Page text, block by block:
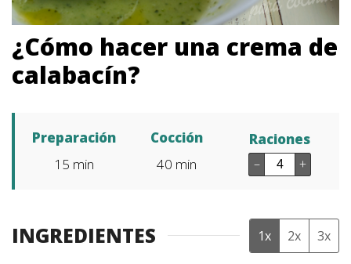
¿Cómo hacer una crema de
calabacín?
Preparación
15 min
Cocción
40 min
Raciones
– +
INGREDIENTES 1x 2x 3x